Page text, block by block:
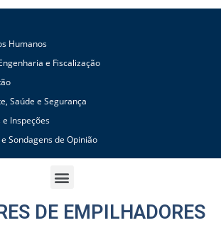
Humanos
e Fiscalização
Saúde e Segurança
Inspeções
Sondagens de Opinião
DE EMPILHADORES